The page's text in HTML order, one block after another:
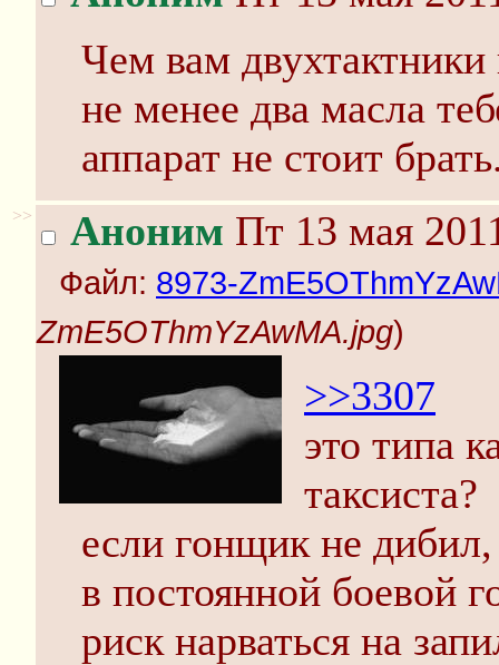
Чем вам двухтактники
не менее два масла
аппарат не стоит
>> Аноним Пт 13 мая
Файл: 8973-
ZmE5OThmYzAwMA.jpg)
>>3307
это типа
таксиста?
если гонщик не
в постоянной боевой
риск нарваться на